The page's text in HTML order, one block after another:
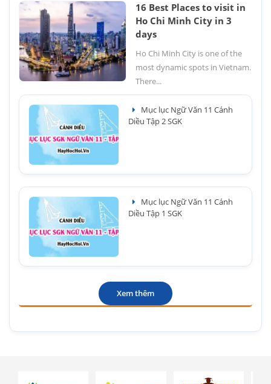
16 Best Places to visit in
Ho Chi Minh City in 3
days
Ho Chi Minh City is one of the
most dynamic spots in Vietnam.
There...
Mục lục Ngữ Văn 11 Cánh
Diều Tập 2 SGK
Mục lục Ngữ Văn 11 Cánh
Diều Tập 1 SGK
Xem thêm